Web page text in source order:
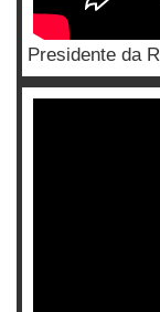
Presidente da